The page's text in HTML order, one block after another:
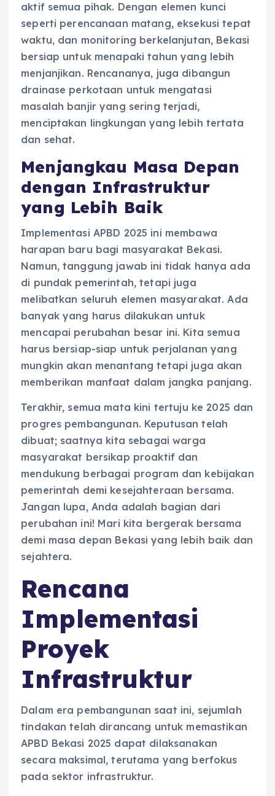
aktif semua pihak. Dengan elemen kunci
seperti perencanaan matang, eksekusi tepat
waktu, dan monitoring berkelanjutan, Bekasi
bersiap untuk menapaki tahun yang lebih
menjanjikan. Rencananya, juga dibangun
drainase perkotaan untuk mengatasi
masalah banjir yang sering terjadi,
menciptakan lingkungan yang lebih tertata
dan sehat.
Menjangkau Masa Depan
dengan Infrastruktur
yang Lebih Baik
Implementasi APBD 2025 ini membawa
harapan baru bagi masyarakat Bekasi.
Namun, tanggung jawab ini tidak hanya ada
di pundak pemerintah, tetapi juga
melibatkan seluruh elemen masyarakat. Ada
banyak yang harus dilakukan untuk
mencapai perubahan besar ini. Kita semua
harus bersiap-siap untuk perjalanan yang
mungkin akan menantang tetapi juga akan
memberikan manfaat dalam jangka panjang.
Terakhir, semua mata kini tertuju ke 2025 dan
progres pembangunan. Keputusan telah
dibuat; saatnya kita sebagai warga
masyarakat bersikap proaktif dan
mendukung berbagai program dan kebijakan
pemerintah demi kesejahteraan bersama.
Jangan lupa, Anda adalah bagian dari
perubahan ini! Mari kita bergerak bersama
demi masa depan Bekasi yang lebih baik dan
sejahtera.
Rencana
Implementasi
Proyek
Infrastruktur
Dalam era pembangunan saat ini, sejumlah
tindakan telah dirancang untuk memastikan
APBD Bekasi 2025 dapat dilaksanakan
secara maksimal, terutama yang berfokus
pada sektor infrastruktur.